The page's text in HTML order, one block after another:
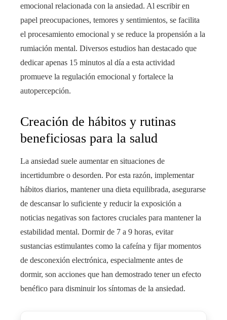
emocional relacionada con la ansiedad. Al escribir en
papel preocupaciones, temores y sentimientos, se facilita
el procesamiento emocional y se reduce la propensión a la
rumiación mental. Diversos estudios han destacado que
dedicar apenas 15 minutos al día a esta actividad
promueve la regulación emocional y fortalece la
autopercepción.
Creación de hábitos y rutinas
beneficiosas para la salud
La ansiedad suele aumentar en situaciones de
incertidumbre o desorden. Por esta razón, implementar
hábitos diarios, mantener una dieta equilibrada, asegurarse
de descansar lo suficiente y reducir la exposición a
noticias negativas son factores cruciales para mantener la
estabilidad mental. Dormir de 7 a 9 horas, evitar
sustancias estimulantes como la cafeína y fijar momentos
de desconexión electrónica, especialmente antes de
dormir, son acciones que han demostrado tener un efecto
benéfico para disminuir los síntomas de la ansiedad.